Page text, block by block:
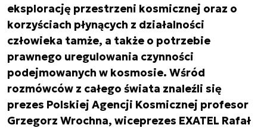
eksplorację przestrzeni kosmicznej oraz o
korzyściach płynących z działalności
człowieka tamże, a także o potrzebie
prawnego uregulowania czynności
podejmowanych w kosmosie. Wśród
rozmówców z całego świata znaleźli się
prezes Polskiej Agencji Kosmicznej profesor
Grzegorz Wrochna, wiceprezes EXATEL Rafał